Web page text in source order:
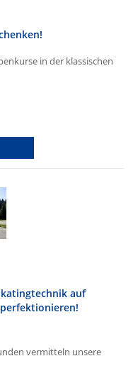
in der klassischen
auf
vermitteln unsere